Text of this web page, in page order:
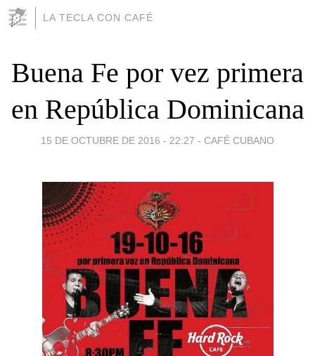
LA TECLA CON CAFÉ
Buena Fe por vez primera
en República Dominicana
15 DE OCTUBRE DE 2016 - 22:27 - CAFÉ CUBANO